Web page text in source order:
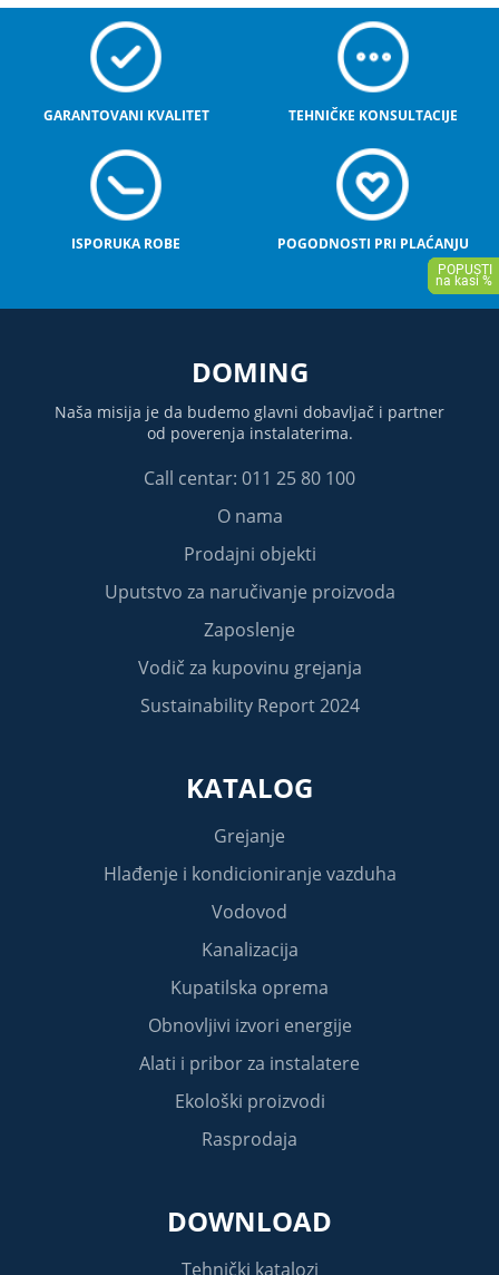
GARANTOVANI KVALITET TEHNIČKE KONSULTACIJE
ISPORUKA ROBE POGODNOSTI PRI PLAĆANJU
DOMING
Naša misija je da budemo glavni dobavljač i partner
od poverenja instalaterima.
Call centar: 011 25 80 100
O nama
Prodajni objekti
Uputstvo za naručivanje proizvoda
Zaposlenje
Vodič za kupovinu grejanja
Sustainability Report 2024
KATALOG
Grejanje
Hlađenje i kondicioniranje vazduha
Vodovod
Kanalizacija
Kupatilska oprema
Obnovljivi izvori energije
Alati i pribor za instalatere
Ekološki proizvodi
Rasprodaja
DOWNLOAD
Tehnički katalozi